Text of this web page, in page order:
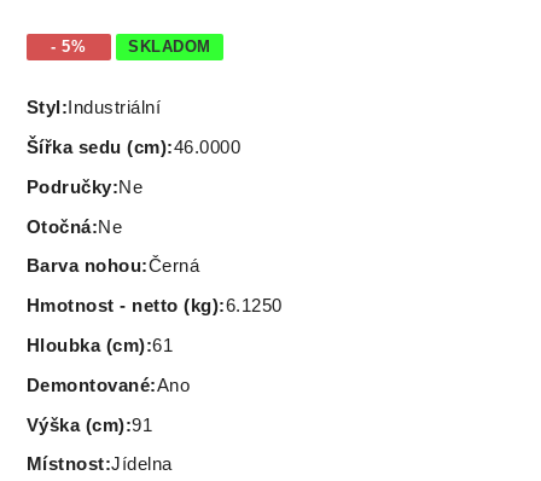
- 5% SKLADOM
Styl : Industriální
Šířka sedu (cm):46.0000
Područky:Ne
Otočná:Ne
Barva nohou:Černá
Hmotnost - netto (kg):6.1250
Hloubka (cm):61
Demontované:Ano
Výška (cm):91
Místnost:Jídelna